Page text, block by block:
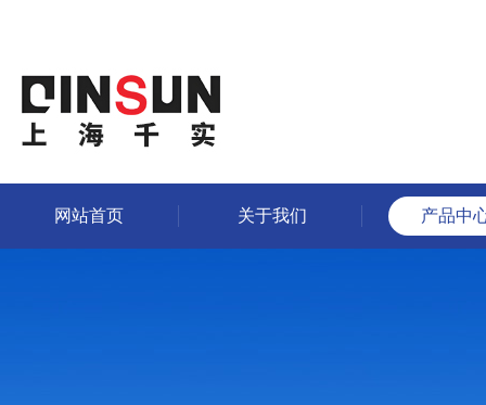
网站首页 关于我们 产品中